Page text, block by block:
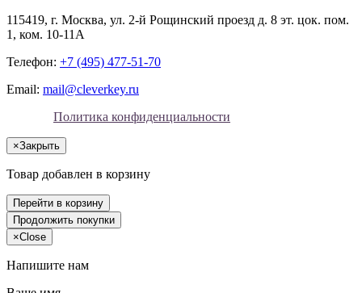
115419, г. Москва, ул. 2-й Рощинский проезд д. 8 эт. цок. пом.
1, ком. 10-11А
Телефон: +7 (495) 477-51-70
Email: mail@cleverkey.ru
Политика конфиденциальности
×Закрыть
Товар добавлен в корзину
Перейти в корзину
Продолжить покупки
×Close
Напишите нам